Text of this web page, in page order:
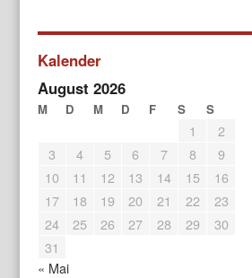
Kalender
August 2026
M D M D F S S
« Mai
1
2
3
4 5 6 7 8
9
10
11 12 13 14 15
16
17
18 19 20 21 22
23
24
25 26 27 28 29
30
31